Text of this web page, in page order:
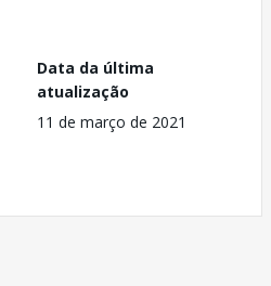
Data da última
atualização
11 de março de 2021